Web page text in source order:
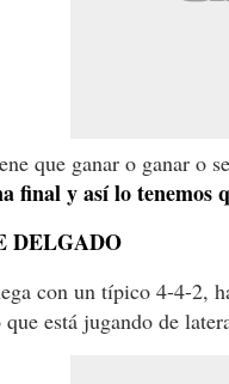
que ganar o ganar o
final y así lo tenemos
DELGADO
con un típico 4-4-2,
está jugando de